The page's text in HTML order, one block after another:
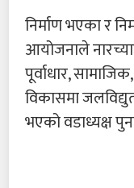
निर्माण भएका र
आयोजनाले
पूर्वाधार,
विकासमा
भएको वडाध्यक्ष